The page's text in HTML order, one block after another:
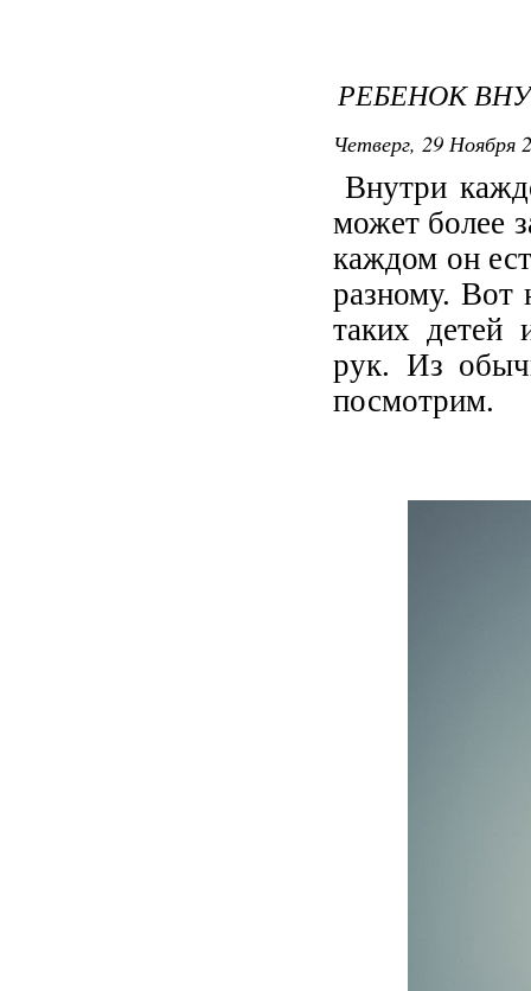
РЕБЕНОК
Четверг, 29 Ноября
Внутри
может более
каждом он
разному. Вот
таких детей
рук. Из
посмотрим.